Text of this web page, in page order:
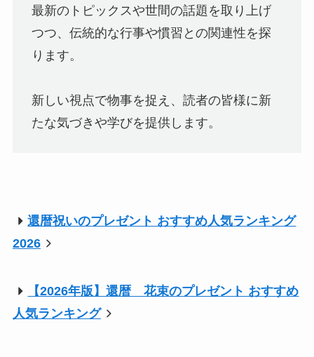
最新のトピックスや世間の話題を取り上げ
つつ、伝統的な行事や慣習との関連性を探
ります。
新しい視点で物事を捉え、読者の皆様に新
たな気づきや学びを提供します。
還暦祝いのプレゼント おすすめ人気ランキング
2026
【2026年版】還暦 花束のプレゼント おすすめ
人気ランキング